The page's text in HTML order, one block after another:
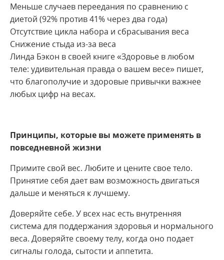
Меньше случаев переедания по сравнению с
диетой (92% против 41% через два года)
Отсутствие цикла набора и сбрасывания веса
Снижение стыда из-за веса
Линда Бэкон в своей книге «Здоровье в любом
теле: удивительная правда о вашем весе» пишет,
что благополучие и здоровые привычки важнее
любых цифр на весах.
Принципы, которые вы можете применять в
повседневной жизни
Примите свой вес. Любите и цените свое тело.
Принятие себя дает вам возможность двигаться
дальше и меняться к лучшему.
Доверяйте себе. У всех нас есть внутренняя
система для поддержания здоровья и нормального
веса. Доверяйте своему телу, когда оно подает
сигналы голода, сытости и аппетита.